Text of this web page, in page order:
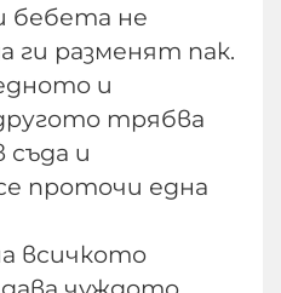
бебета не
ги разменят пак.
и
трябва
съда и
проточи една
всичкото